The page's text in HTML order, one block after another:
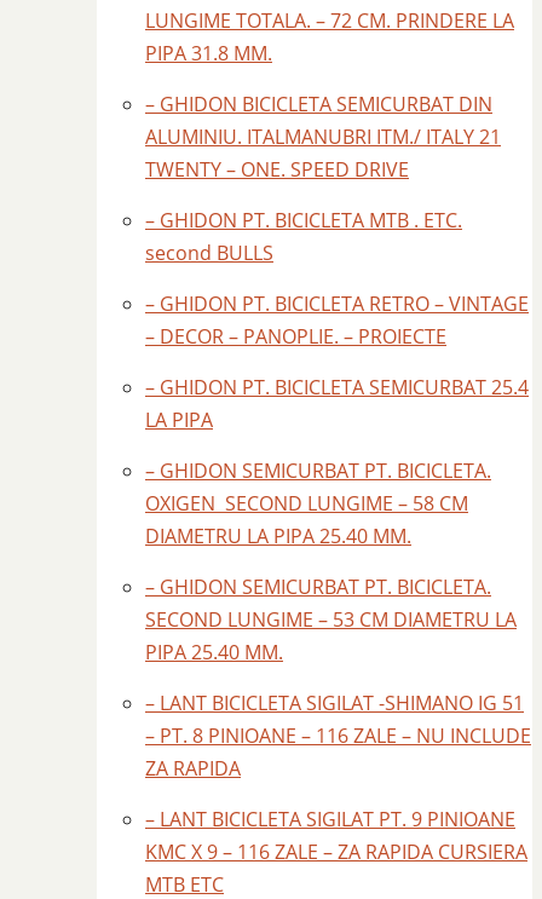
LUNGIME TOTALA. – 72 CM. PRINDERE LA
PIPA 31.8 MM.
– GHIDON BICICLETA SEMICURBAT DIN
ALUMINIU. ITALMANUBRI ITM./ ITALY 21
TWENTY – ONE. SPEED DRIVE
– GHIDON PT. BICICLETA MTB . ETC.
second BULLS
– GHIDON PT. BICICLETA RETRO – VINTAGE
– DECOR – PANOPLIE. – PROIECTE
– GHIDON PT. BICICLETA SEMICURBAT 25.4
LA PIPA
– GHIDON SEMICURBAT PT. BICICLETA.
OXIGEN SECOND LUNGIME – 58 CM
DIAMETRU LA PIPA 25.40 MM.
– GHIDON SEMICURBAT PT. BICICLETA.
SECOND LUNGIME – 53 CM DIAMETRU LA
PIPA 25.40 MM.
– LANT BICICLETA SIGILAT -SHIMANO IG 51
– PT. 8 PINIOANE – 116 ZALE – NU INCLUDE
ZA RAPIDA
– LANT BICICLETA SIGILAT PT. 9 PINIOANE
KMC X 9 – 116 ZALE – ZA RAPIDA CURSIERA
MTB ETC